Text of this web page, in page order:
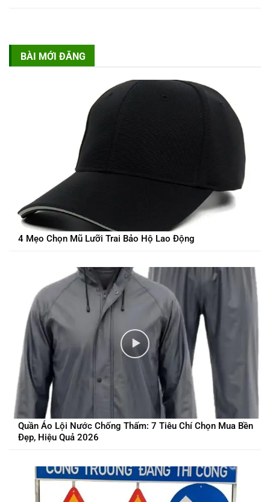
BÀI MỚI ĐĂNG
4 Mẹo Chọn Mũ Lưỡi Trai Bảo Hộ Lao Động
Quần Áo Lội Nước Chống Thấm: 7 Tiêu Chí Chọn Mua Bền
Đẹp, Hiệu Quả 2026